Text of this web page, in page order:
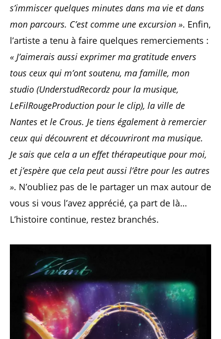
s’immiscer quelques minutes dans ma vie et dans
mon parcours. C’est comme une excursion ». Enfin,
l’artiste a tenu à faire quelques remerciements :
« J’aimerais aussi exprimer ma gratitude envers
tous ceux qui m’ont soutenu, ma famille, mon
studio (UnderstudRecordz pour la musique,
LeFilRougeProduction pour le clip), la ville de
Nantes et le Crous. Je tiens également à remercier
ceux qui découvrent et découvriront ma musique.
Je sais que cela a un effet thérapeutique pour moi,
et j’espère que cela peut aussi l’être pour les autres
». N’oubliez pas de le partager un max autour de
vous si vous l’avez apprécié, ça part de là…
L’histoire continue, restez branchés.